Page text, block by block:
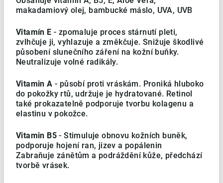
makadamiový olej, bambucké máslo, UVA, UVB
Vitamín E - zpomaluje proces stárnutí pleti,
zvlhčuje ji, vyhlazuje a změkčuje. Snižuje škodlivé
působení slunečního záření na kožní buňky.
Neutralizuje volné radikály.
Vitamin A - působí proti vráskám. Proniká hluboko
do pokožky rtů, udržuje je hydratované. Retinol
také prokazatelně podporuje tvorbu kolagenu a
elastinu v pokožce.
Vitamin B5 - Stimuluje obnovu kožních buněk,
podporuje hojení ran, jizev a popálenin
Zabraňuje zánětům a podráždění kůže, předchází
tvorbě vrásek.